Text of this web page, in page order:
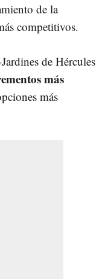
de la
competitivos.
de Hércules
más
más